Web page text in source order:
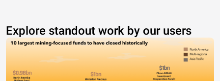
Explore standout work by our users